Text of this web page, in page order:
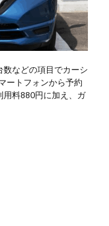
などの項目でカーシ
ートフォンから予約
用料880円に加え、ガ